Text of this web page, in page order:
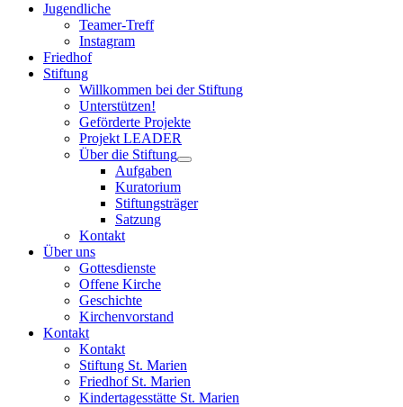
Jugendliche
Teamer-Treff
Instagram
Friedhof
Stiftung
Willkommen bei der Stiftung
Unterstützen!
Geförderte Projekte
Projekt LEADER
Über die Stiftung
Aufgaben
Kuratorium
Stiftungsträger
Satzung
Kontakt
Über uns
Gottesdienste
Offene Kirche
Geschichte
Kirchenvorstand
Kontakt
Kontakt
Stiftung St. Marien
Friedhof St. Marien
Kindertagesstätte St. Marien